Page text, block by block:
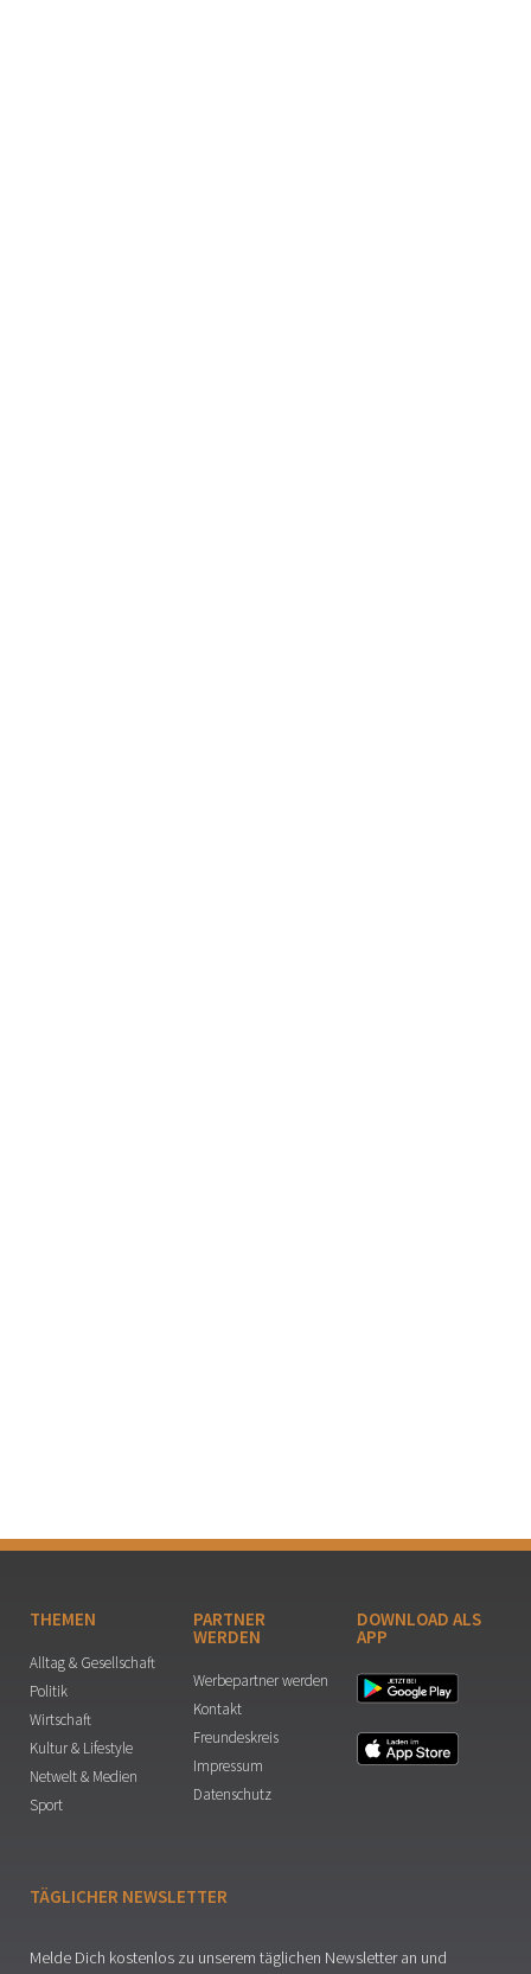
THEMEN
Alltag & Gesellschaft
Politik
Wirtschaft
Kultur & Lifestyle
Netwelt & Medien
Sport
PARTNER
WERDEN
Werbepartner werden
Kontakt
Freundeskreis
Impressum
Datenschutz
DOWNLOAD ALS
APP
TÄGLICHER NEWSLETTER
Melde Dich kostenlos zu unserem täglichen Newsletter an und